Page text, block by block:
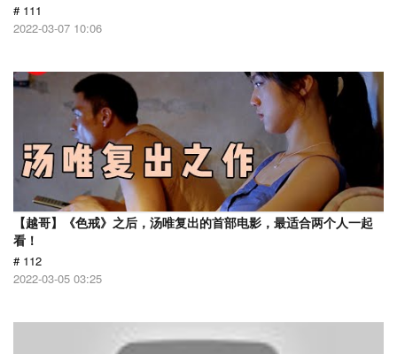
# 111
2022-03-07 10:06
【越哥】《色戒》之后，汤唯复出的首部电影，最适合两个人一起
看！
# 112
2022-03-05 03:25